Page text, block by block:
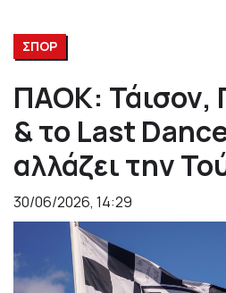
ΣΠΟΡ
ΠΑΟΚ: Τάισον,
& το Last
αλλάζει την
30/06/2026, 14:29